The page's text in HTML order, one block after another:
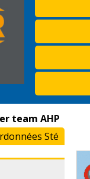
team AHP
Sté